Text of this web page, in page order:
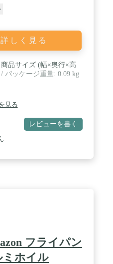
しく見る
品サイズ (幅×奥行×高
パッケージ重量: 0.09 kg
見る
レビューを書く
フライパン
ミホイル